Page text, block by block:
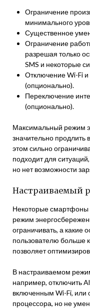
Ограничение
минимального
Существенное
Ограничение
разрешая только
SMS и некоторые
Отключение Wi-Fi
(опционально).
Переключение
(опционально).
Максимальный режим
значительно продлить
этом сильно
подходит для
но нет возможности
Настраиваемый
Некоторые смартфоны
режим
ограничивать, а какие
пользователю больше
позволяет
В настраиваемом
например, отключить
включенным Wi-Fi, или
процессора, но не